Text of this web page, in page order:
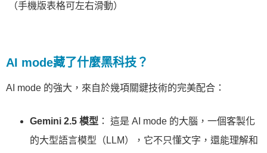
（手機版表格可左右滑動）
AI mode藏了什麼黑科技？
AI mode 的強大，來自於幾項關鍵技術的完美配合：
Gemini 2.5 模型 ： 這是 AI mode 的大腦，一個客製化
的大型語言模型（LLM），它不只懂文字，還能理解和